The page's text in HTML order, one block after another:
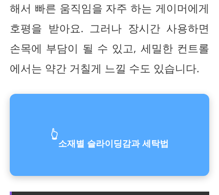
해서 빠른 움직임을 자주 하는 게이머에게
호평을 받아요. 그러나 장시간 사용하면
손목에 부담이 될 수 있고, 세밀한 컨트롤
에서는 약간 거칠게 느낄 수도 있습니다.
👆
소재별 슬라이딩감과 세탁법